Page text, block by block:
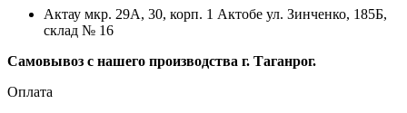
Актау мкр. 29А, 30, корп. 1 Актобе ул. Зинченко, 185Б,
склад № 16
Самовывоз с нашего производства г. Таганрог.
Оплата